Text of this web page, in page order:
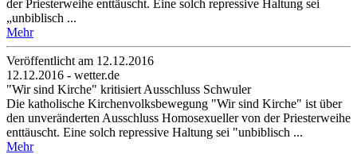
der Priesterweihe enttäuscht. Eine solch repressive Haltung sei
„unbiblisch ...
Mehr
Veröffentlicht am 12­.12.2016
12.12.2016 - wetter.de
"Wir sind Kirche" kritisiert Ausschluss Schwuler
Die katholische Kirchenvolksbewegung "Wir sind Kirche" ist über
den unveränderten Ausschluss Homosexueller von der Priesterweihe
enttäuscht. Eine solch repressive Haltung sei "unbiblisch ...
Mehr